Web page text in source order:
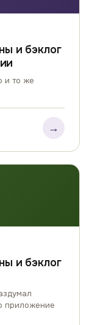
и бэклог
и то же
→
и бэклог
приложение